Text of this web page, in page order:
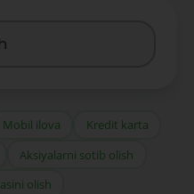
Mobil ilova
Kredit karta
Aksiyalarni sotib olish
olish